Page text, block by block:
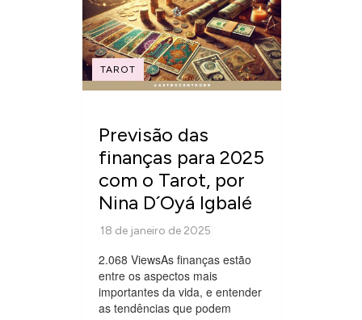
TAROT
Previsão das
finanças para 2025
com o Tarot, por
Nina D´Oyá Igbalé
2.068 ViewsAs finanças estão
entre os aspectos mais
importantes da vida, e entender
as tendências que podem